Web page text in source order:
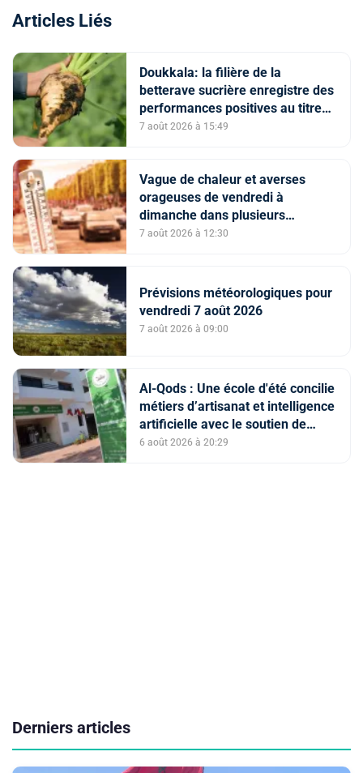
Articles Liés
Doukkala: la filière de la
betterave sucrière enregistre des
performances positives au titre
de la campagne agricole 2025-
7 août 2026 à 15:49
Vague de chaleur et averses
orageuses de vendredi à
dimanche dans plusieurs
provinces du Royaume (Bulletin
7 août 2026 à 12:30
Prévisions météorologiques pour
vendredi 7 août 2026
7 août 2026 à 09:00
Al-Qods : Une école d'été concilie
métiers d’artisanat et intelligence
artificielle avec le soutien de
l'Agence Bayt Mal Al-Qods
6 août 2026 à 20:29
Derniers articles